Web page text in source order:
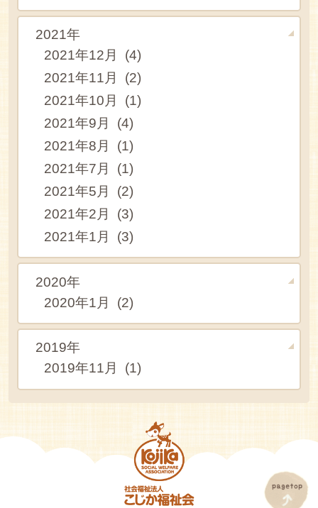
2021年
2021年12月 (4)
2021年11月 (2)
2021年10月 (1)
2021年9月 (4)
2021年8月 (1)
2021年7月 (1)
2021年5月 (2)
2021年2月 (3)
2021年1月 (3)
2020年
2020年1月 (2)
2019年
2019年11月 (1)